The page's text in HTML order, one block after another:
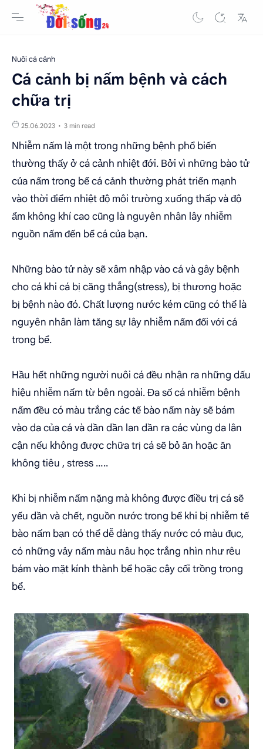
Nuôi cá cảnh
Cá cảnh bị nấm bệnh và cách
chữa trị
3 min read
Nhiễm nấm là một trong những bệnh phổ biến
thường thấy ở cá cảnh nhiệt đới. Bởi vì những bào tử
của nấm trong bể cá cảnh thường phát triển mạnh
vào thời điểm nhiệt độ môi trường xuống thấp và độ
ẩm không khí cao cũng là nguyên nhân lây nhiễm
nguồn nấm đến bể cá của bạn.
Những bào tử này sẽ xâm nhập vào cá và gây bệnh
cho cá khi cá bị căng thẳng(stress), bị thương hoặc
bị bệnh nào đó. Chất lượng nước kém cũng có thể là
nguyên nhân làm tăng sự lây nhiễm nấm đối với cá
trong bể.
Hầu hết những người nuôi cá đều nhận ra những dấu
hiệu nhiễm nấm từ bên ngoài. Đa số cá nhiễm bệnh
nấm đều có màu trắng các tế bào nấm này sẽ bám
vào da của cá và dần dần lan dần ra các vùng da lân
cận nếu không được chữa trị cá sẽ bỏ ăn hoặc ăn
không tiêu , stress …..
Khi bị nhiễm nấm nặng mà không được điều trị cá sẽ
yếu dần và chết, nguồn nước trong bể khi bị nhiễm tế
bào nấm bạn có thể dễ dàng thấy nước có màu đục,
có những vảy nấm màu nâu học trắng nhìn như rêu
bám vào mặt kính thành bể hoặc cây cối trồng trong
bể.